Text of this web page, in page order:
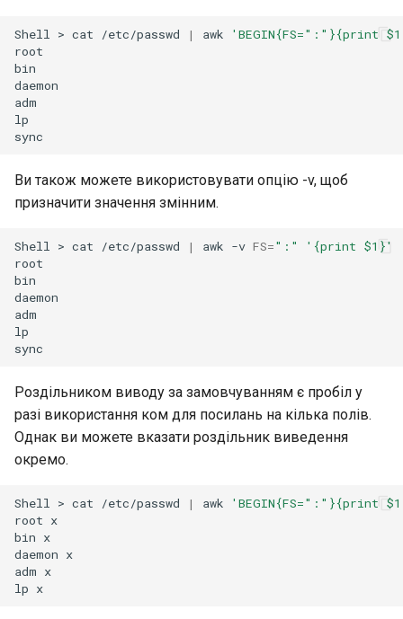
Shell > cat /etc/passwd | awk
'BEGIN{FS=":"}{print
root
bin
daemon
adm
lp
Ви також можете використовувати опцію -v, щоб
призначити значення змінним.
Shell > cat /etc/passwd | awk -v FS=":"
'{print $1}'
root
bin
daemon
adm
lp
Роздільником виводу за замовчуванням є пробіл у
разі використання ком для посилань на кілька полів.
Однак ви можете вказати роздільник виведення
окремо.
Shell > cat /etc/passwd | awk
'BEGIN{FS=":"}{print
root x
bin x
daemon x
adm x
lp